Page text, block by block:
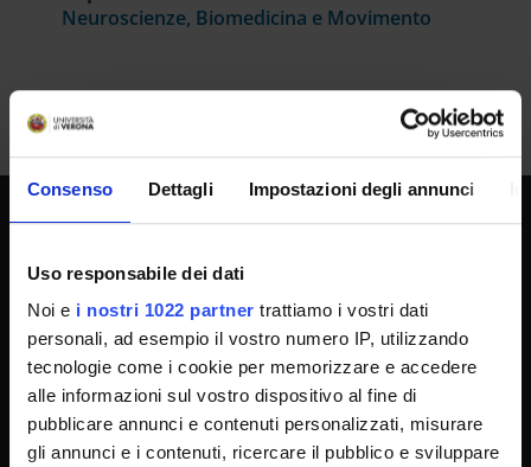
Consenso Dettagli Impostazioni degli annunci
Uso responsabile dei dati
Noi e i nostri 1022 partner trattiamo i vostri dati
personali, ad esempio il vostro numero IP, utilizzando
tecnologie come i cookie per memorizzare e accedere
alle informazioni sul vostro dispositivo al fine di
pubblicare annunci e contenuti personalizzati, misurare
gli annunci e i contenuti, ricercare il pubblico e sviluppare
Neuroscienze, Biomedicina e Movimento
Transparency
Official University Register
Job vacancies
Procurement